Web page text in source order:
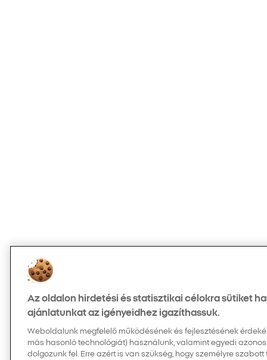
Az oldalon hirdetési és statisztikai célokra sütiket
ajánlatunkat az igényeidhez igazíthassuk.
Weboldalunk megfelelő működésének és fejlesztésének
más hasonló technológiát) használunk, valamint egyedi
dolgozunk fel. Erre azért is van szükség, hogy személyre